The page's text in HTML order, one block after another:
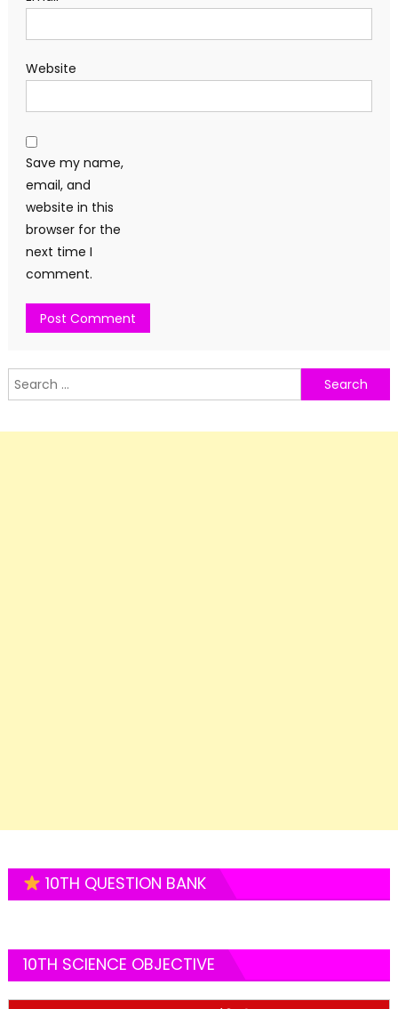
Website
Save my name,
email, and
website in this
browser for the
next time I
comment.
Search
for:
10TH QUESTION BANK
10TH SCIENCE OBJECTIVE